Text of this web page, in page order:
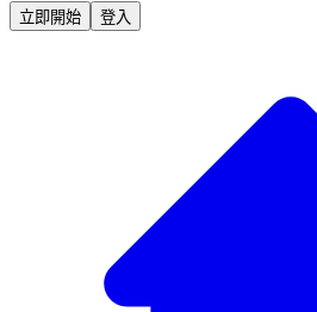
立即開始 登入